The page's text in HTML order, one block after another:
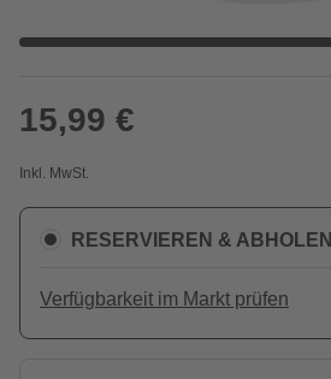
15,99 €
Inkl. MwSt.
RESERVIEREN & ABHOLEN
Verfügbarkeit im Markt prüfen